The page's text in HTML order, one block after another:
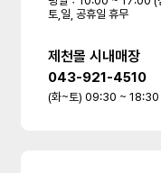
토,일, 공휴일 휴무
제천몰 시내매장
043-921-4510
(화~토) 09:30 ~ 18:30